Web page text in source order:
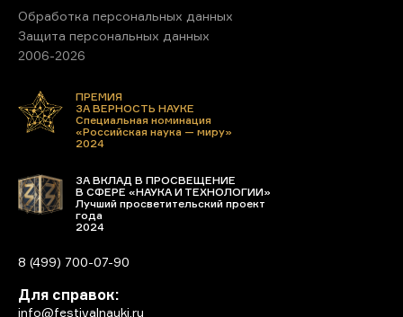
Обработка персональных данных
Защита персональных данных
2006-2026
ПРЕМИЯ
ЗА ВЕРНОСТЬ НАУКЕ
Специальная номинация
«Российская наука — миру»
2024
ЗА ВКЛАД В ПРОСВЕЩЕНИЕ
В СФЕРЕ «НАУКА И ТЕХНОЛОГИИ»
Лучший просветительский проект
года
2024
8 (499) 700-07-90
Для справок:
info@festivalnauki.ru